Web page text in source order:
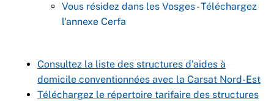
Vous résidez dans les Vosges - Téléchargez
l'annexe Cerfa
Consultez la liste des structures d'aides à
domicile conventionnées avec la Carsat Nord-Est
Téléchargez le répertoire tarifaire des structures